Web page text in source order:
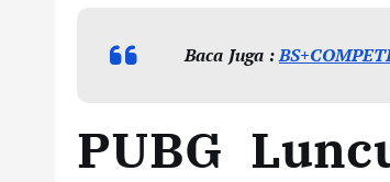
Baca Juga :
PUBG